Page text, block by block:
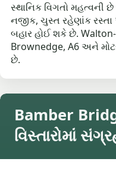
સ્થાનિક વિગતો મહત્વની
નજીક, ચુસ્ત રહેણાંક
બહાર હોઈ શકે છે.
Brownedge, A6 અને
છે.
Bamber
વિસ્તારોમાં